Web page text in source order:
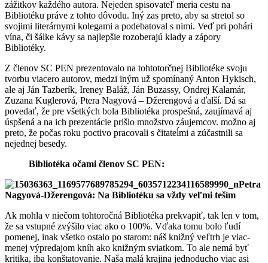
zážitkov každého autora. Nejeden spisovateľ meria cestu na
Bibliotéku práve z tohto dôvodu. Iný zas preto, aby sa stretol so
svojimi literárnymi kolegami a podebatoval s nimi. Veď pri pohári
vína, či šálke kávy sa najlepšie rozoberajú klady a zápory
Bibliotéky.
Z členov SC PEN prezentovalo na tohtotorčnej Bibliotéke svoju
tvorbu viacero autorov, medzi iným už spomínaný Anton Hykisch,
ale aj Ján Tazberík, Ireney Baláž, Ján Buzassy, Ondrej Kalamár,
Zuzana Kuglerová, Ptera Nagyová – Džerengová a ďalší. Dá sa
povedať, že pre všetkých bola Bibliotéka prospešná, zaujímavá aj
úspšená a na ich prezentácie prišlo množstvo záujemcov. možno aj
preto, že počas roku poctivo pracovali s čitateĺmi a zúčastnili sa
nejednej besedy.
Bibliotéka očami členov SC PEN:
Petra
Nagyová-Džerengová: Na Bibliotéku sa vždy veľmi teším
Ak mohla v niečom tohtoročná Bibliotéka prekvapiť, tak len v tom,
že sa vstupné zvýšilo viac ako o 100%. Vďaka tomu bolo ľudí
pomenej, inak všetko ostalo po starom: náš knižný veľtrh je viac-
menej výpredajom kníh ako knižným sviatkom. To ale nemá byť
kritika, iba konštatovanie. Naša malá krajina jednoducho viac asi